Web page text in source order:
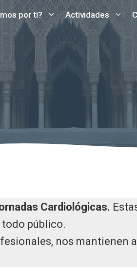
por ti? Actividades
Cardiológicas.
público.
nos mantienen